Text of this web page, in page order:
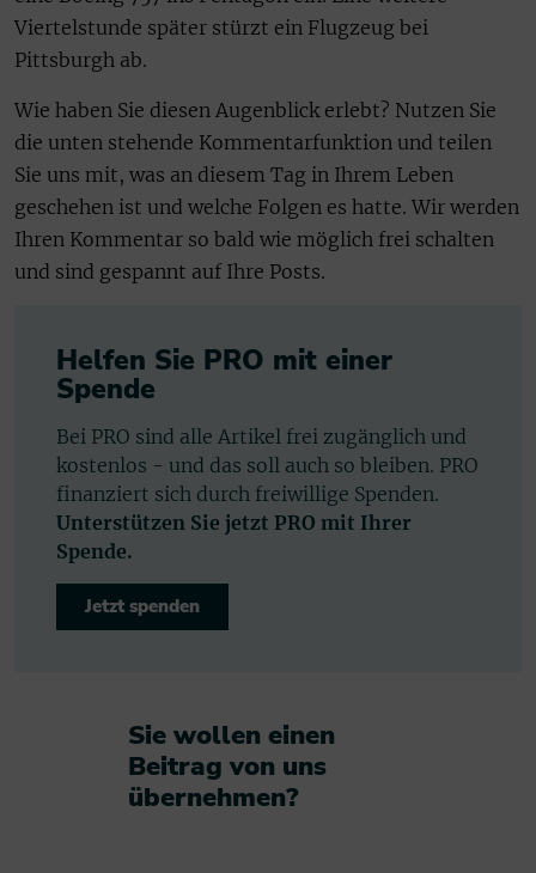
Viertelstunde später stürzt ein Flugzeug bei
Pittsburgh ab.
Wie haben Sie diesen Augenblick erlebt? Nutzen Sie
die unten stehende Kommentarfunktion und teilen
Sie uns mit, was an diesem Tag in Ihrem Leben
geschehen ist und welche Folgen es hatte. Wir werden
Ihren Kommentar so bald wie möglich frei schalten
und sind gespannt auf Ihre Posts.
Helfen Sie PRO mit einer
Spende
Bei PRO sind alle Artikel frei zugänglich und
kostenlos - und das soll auch so bleiben. PRO
finanziert sich durch freiwillige Spenden.
Unterstützen Sie jetzt PRO mit Ihrer
Spende.
Jetzt spenden
Sie wollen einen
Beitrag von uns
übernehmen?​